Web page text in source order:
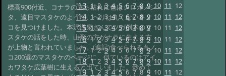
標高900付近、コナラの立ち枯れに色はシロカノシ
タ、遠目マスタケのような、ヘリは丸くないキノ
コを見つけました。本沢温泉さんでツガ倒木のマ
スタケの話をした時、山形の方がナラに生える方
が上物と言われていました。(追記)食べられるキノ
コ200選のマスタケのページに、似ているのはアイ
カワタケ広葉樹に生えると出ていました。炒めて
'13 1 2 3 4 5 6 7 8 9 10 11 12
'14 1 2 3 4 5 6 7 8 9 10 11 12
'15 1 2 3 4 5 6 7 8 9 10 11 12
'16 1 2 3 4 5 6 7 8 9 10 11 12
'17 1 2 3 4 5 6 7 8 9 10 11 12
'18 1 2 3 4 5 6 7 8 9 10 11 12
'19 1 2 3 4 5 6 7 8 9 10 11 12